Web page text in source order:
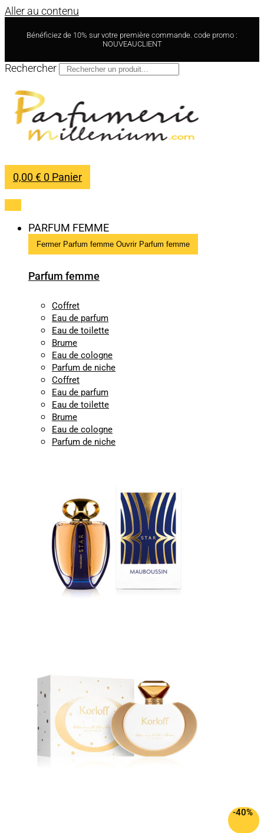
Aller au contenu
Bénéficiez de 10% sur votre première commande. code promo :
NOUVEAUCLIENT
Rechercher
0,00€ 0 Panier
PARFUM FEMME
Fermer Parfum femme Ouvrir Parfum femme
Parfum femme
Coffret
Eau de parfum
Eau de toilette
Brume
Eau de cologne
Parfum de niche
Coffret
Eau de parfum
Eau de toilette
Brume
Eau de cologne
Parfum de niche
-40%